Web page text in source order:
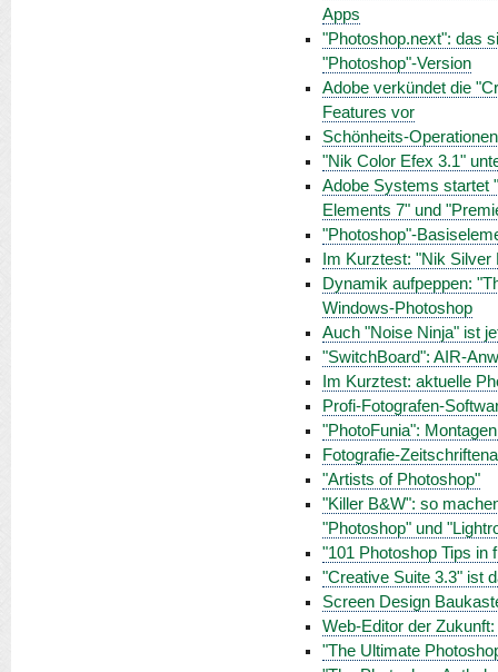
Apps
"Photoshop.next": das
"Photoshop"-Version
Adobe verkündet die
Features vor
Schönheits-
"Nik Color Efex 3.1"
Adobe Systems startet
Elements 7" und
"Photoshop"-
Im Kurztest: "Nik Silver
Dynamik aufpeppen:
Windows-Photoshop
Auch "Noise Ninja" ist
"SwitchBoard": AIR-
Im Kurztest: aktuelle
Profi-Fotografen-
"PhotoFunia":
Fotografie-
"Artists of Photoshop"
"Killer B&W": so
"Photoshop" und
"101 Photoshop Tips in
"Creative Suite 3.3" ist
Screen Design
Web-Editor der
"The Ultimate